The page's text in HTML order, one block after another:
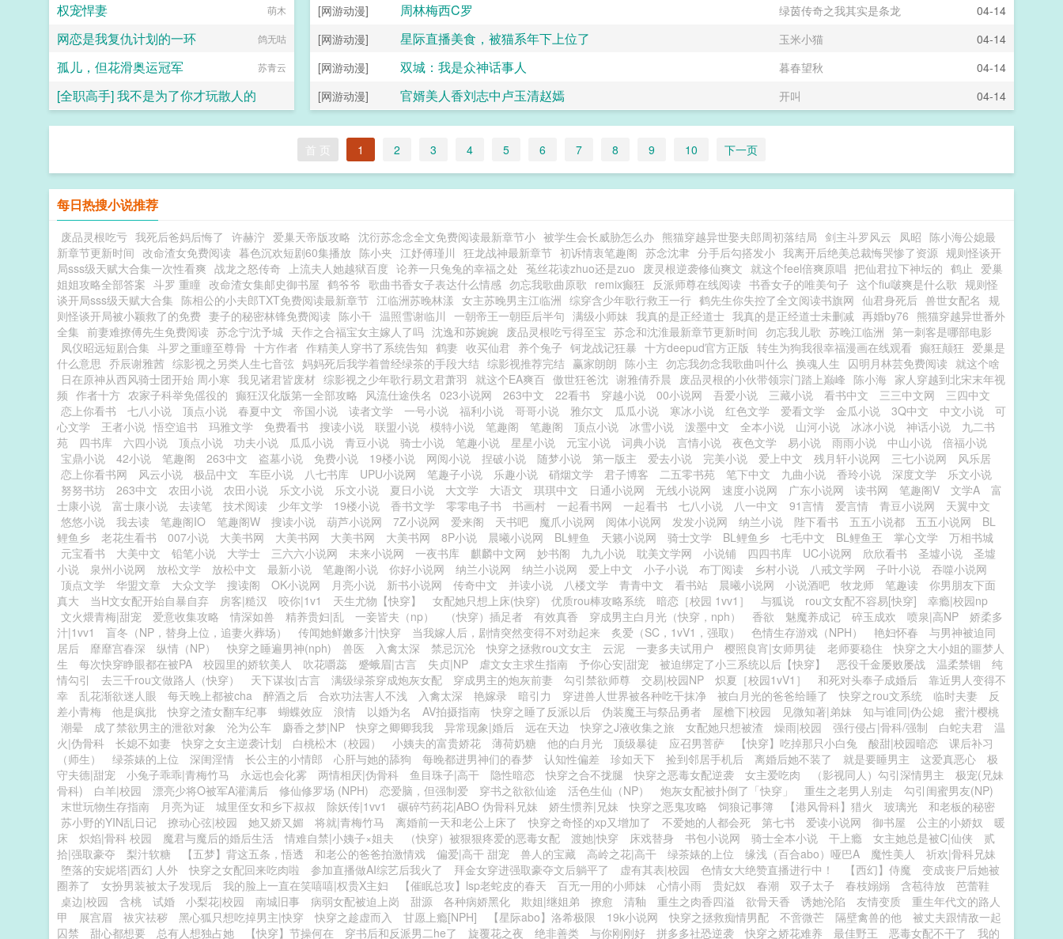
权宠悍妻 萌木
网恋是我复仇计划的一环 鸽无咕
孤儿，但花滑奥运冠军 苏青云
[全职高手] 我不是为了你才玩散人的
狐生九影
[网游动漫]
周林梅西C罗 绿茵传奇之我其实是条龙
04-14
[网游动漫]
星际直播美食，被猫系年下上位了 玉米小猫
04-14
[网游动漫]
双城：我是众神话事人 暮春望秋
04-14
[网游动漫]
官婿美人香刘志中卢玉清赵嫣 开叫 04-14
首 页 1 2 3 4 5 6 7 8 9 10 下一页
每日热搜小说推荐
废品灵根吃亏 我死后爸妈后悔了 许赫泞 爱巢天帝版攻略 沈衍苏念念全文免费阅读最新章节小 被学生会长威胁怎么办 熊猫穿越异世娶夫郎周初落结局 剑主斗罗风云 凤昭 陈小海公媳最
新章节更新时间 改命渣女免费阅读 暮色沉欢短剧60集播放 陈小夹 江妤傅瑾川 狂龙战神最新章节 初诉情衷笔趣阁 苏念沈聿 分手后勾搭发小 我离开后绝美总裁悔哭惨了资源 规则怪谈开
局sss级天赋大合集一次性看爽 战龙之怒传奇 上流夫人她越狱百度 论养一只兔兔的幸福之处 菟丝花读zhuo还是zuo 废灵根逆袭修仙爽文 就这个feel倍爽原唱 把仙君拉下神坛的 鹤止 爱巢
姐姐攻略全部答案 斗罗 重瞳 改命渣女集邮史御书屋 鹤爷爷 歌曲书香女子表达什么情感 勿忘我歌曲原歌 remix癫狂 反派师尊在线阅读 书香女子的唯美句子 这个fiu啵爽是什么歌 规则怪
谈开局sss级天赋大合集 陈相公的小夫郎TXT免费阅读最新章节 江临洲苏晚林漾 女主苏晚男主江临洲 综穿含少年歌行救王一行 鹤先生你失控了全文阅读书旗网 仙君身死后 兽世女配名 规
则怪谈开局被小颖救了的免费 妻子的秘密林锋免费阅读 陈小干 温照雪谢临川 一朝帝王一朝臣后半句 满级小师妹 我真的是正经道士 我真的是正经道士未删减 再婚by76 熊猫穿越异世番外
全集 前妻难撩傅先生免费阅读 苏念宁沈予城 天作之合福宝女主嫁人了吗 沈逸和苏婉婉 废品灵根吃亏得至宝 苏念和沈淮最新章节更新时间 勿忘我儿歌 苏晚江临洲 第一刺客是哪部电影
凤仪昭远短剧合集 斗罗之重瞳至尊骨 十方作者 作精美人穿书了系统告知 鹤妻 收买仙君 养个兔子 钶龙战记狂暴 十方deepud官方正版 转生为狗我很幸福漫画在线观看 癫狂颠狂 爱巢是
什么意思 乔辰谢雅茜 综影视之另类人生七音弦 妈妈死后我学着曾经绿茶的手段大结 综影视推荐完结 赢家朗朗 陈小主 勿忘我勿念我歌曲叫什么 换魂人生 囚明月林芸免费阅读 就这个啥
日在原神从西风骑士团开始 周小寒 我见诸君皆废材 综影视之少年歌行易文君萧羽 就这个EA爽百 傲世狂爸沈 谢雅倩乔晨 废品灵根的小伙带领宗门踏上巅峰 陈小海 家人穿越到北宋末年视
频 作者十方 农家子科举免傜役的 癫狂汉化版第一全部攻略 风流仕途佚名 023小说网 263中文 22看书 穿越小说 00小说网 吾爱小说 三藏小说 看书中文 三三中文网
三四中文
恋上你看书
七八小说 顶点小说 春夏中文 帝国小说 读者文学 一号小说 福利小说 哥哥小说 雅尔文 瓜瓜小说 寒冰小说 红色文学 爱看文学 金瓜小说 3Q中文 中文小说
可
心文学
王者小说 悟空追书 玛雅文学 免费看书 搜读小说 联盟小说 模特小说 笔趣阁 笔趣阁 顶点小说 冰雪小说 泼墨中文 全本小说 山河小说 冰冰小说 神话小说
九二书
苑
四书库 六四小说 顶点小说 功夫小说 瓜瓜小说 青豆小说 骑士小说 笔趣小说 星星小说 元宝小说 词典小说 言情小说 夜色文学 易小说 雨雨小说 中山小说
倍福小说
宝鼎小说
42小说 笔趣阁 263中文 盗墓小说 免费小说 19楼小说 网阅小说 捏破小说 随梦小说 第一版主 爱去小说 完美小说 爱上中文 残月轩小说网 三七小说网
风乐居
恋上你看书网
风云小说 极品中文 车臣小说 八七书库 UPU小说网 笔趣子小说 乐趣小说 硝烟文学 君子博客 二五零书苑 笔下中文 九曲小说 香玲小说 深度文学
乐文小说
努努书坊
263中文 农田小说 农田小说 乐文小说 乐文小说 夏日小说 大文学 大语文 琪琪中文 日通小说网 无线小说网 速度小说网 广东小说网 读书网 笔趣阁V 文学A
富
士康小说
富士康小说 去读笔 技术阅读 少年文学 19楼小说 香书文学 零零电子书 书画村 一起看书网 一起看书 七八小说 八一中文 91言情 爱言情 青豆小说网
天翼中文
悠悠小说
我去读 笔趣阁IO 笔趣阁W 搜读小说 葫芦小说网 7Z小说网 爱来阁 天书吧 魔爪小说网 阅体小说网 发发小说网 纳兰小说 陛下看书 五五小说都 五五小说网
BL
鲤鱼乡
老花生看书 007小说 大美书网 大美书网 大美书网 大美书网 8P小说 晨曦小说网 BL鲤鱼 天籁小说网 骑士文学 BL鲤鱼乡 七毛中文 BL鲤鱼王 掌心文学
万相书城
元宝看书
大美中文 铅笔小说 大学士 三六六小说网 未来小说网 一夜书库 麒麟中文网 妙书阁 九九小说 耽美文学网 小说铺 四四书库 UC小说网 欣欣看书 圣墟小说
圣墟
小说
泉州小说网 放松文学 放松中文 最新小说 笔趣阁小说 你好小说网 纳兰小说网 纳兰小说网 爱上中文 小子小说 布丁阅读 乡村小说 八戒文学网 子叶小说
吞噬小说网
顶点文学
华盟文章 大众文学 搜读阁 OK小说网 月亮小说 新书小说网 传奇中文 并读小说 八楼文学 青青中文 看书站 晨曦小说网 小说酒吧 牧龙师 笔趣读
你男朋友下面
真大
当H文女配开始自暴自弃 房客|糙汉 咬你|1v1 天生尤物【快穿】 女配她只想上床(快穿) 优质rou棒攻略系统 暗恋［校园 1vv1］ 与狐说 rou文女配不容易[快穿]
幸瘾|校园np
文火煨青梅|甜宠
爱意收集攻略 情深如兽 精养贵妇|乱 一妾皆夫（np） （快穿）插足者 有效真香 穿成男主白月光（快穿，nph） 香欲 魅魔养成记 碎玉成欢 喷泉|高NP
娇柔多
汁|1vv1
盲冬（NP，替身上位，追妻火葬场） 传闻她鲜嫩多汁|快穿 当我嫁人后，剧情突然变得不对劲起来 炙爱（SC，1vV1，强取） 色情生存游戏（NPH） 艳妇怀春
与男神被迫同
居后
靡靡宫春深 纵情（NP） 快穿之睡遍男神(nph) 兽医 入禽太深 禁忌沉沦 快穿之拯救rou文女主 云泥 一妻多夫试用户 樱照良宵|女师男徒 老师要稳住
快穿之大小姐的噩梦人
生
每次快穿睁眼都在被PA 校园里的娇软美人 吹花嚼蕊 蹙蛾眉|古言 失贞|NP 虐文女主求生指南 予你心安|甜宠 被迫绑定了小三系统以后【快穿】 恶役千金屡败屡战 温柔禁锢
纯
情勾引
去三千rou文做路人（快穿） 天下谋妆|古言 满级绿茶穿成炮灰女配 穿成男主的炮灰前妻 勾引禁欲师尊 交易|校园NP 炽夏［校园1vV1］ 和死对头奉子成婚后
靠近男人变得不
幸
乱花渐欲迷人眼 每天晚上都被cha 醉酒之后 合欢功法害人不浅 入禽太深 艳嫁录 暗引力 穿进兽人世界被各种吃干抹净 被白月光的爸爸给睡了 快穿之rou文系统 临时夫妻
反
差小青梅
他是疯批 快穿之渣女翻车纪事 蝴蝶效应 浪情 以婚为名 AV拍摄指南 快穿之睡了反派以后 伪装魔王与祭品勇者 屋檐下|校园 见微知著|弟妹 知与谁同|伪公媳
蜜汁樱桃
潮晕
成了禁欲男主的泄欲对象 沦为公车 麝香之梦|NP 快穿之卿卿我我 异常现象|婚后 远在天边 快穿之J液收集之旅 女配她只想被渣 燥雨|校园 强行侵占|骨科/强制 白蛇夫君
温
火|伪骨科
长媳不如妻 快穿之女主逆袭计划 白桃松木（校园） 小姨夫的富贵娇花 薄荷奶糖 他的白月光 顶级暴徒 应召男菩萨 【快穿】吃掉那只小白兔 酸甜|校园暗恋
课后补习
（师生）
绿茶婊的上位 深闺淫情 长公主的小情郎 心肝与她的舔狗 每晚都进男神们的春梦 认知性偏差 珍如天下 捡到邻居手机后 离婚后她不装了 就是要睡男主 这爱真恶心
极
守夫德|甜宠
小兔子乖乖|青梅竹马 永远也会化雾 两情相厌|伪骨科 鱼目珠子|高干 隐性暗恋 快穿之合不拢腿 快穿之恶毒女配逆袭 女主爱吃肉 （影视同人）勾引深情男主
极宠(兄妹
骨科)
白羊|校园 漂亮少将O被军A灌满后 修仙修罗场 (NPH) 恋爱脑，但强制爱 穿书之欲欲仙途 活色生仙（NP） 炮灰女配被扑倒了「快穿」 重生之老男人别走
勾引闺蜜男友(NP)
末世玩物生存指南
月亮为证 城里侄女和乡下叔叔 除妖传|1vv1 碾碎芍药花|ABO 伪骨科兄妹 娇生惯养|兄妹 快穿之恶鬼攻略 饲狼记事簿 【港风骨科】猎火 玻璃光
和老板的秘密
苏小野的YIN乱日记
撩动心弦|校园 她又娇又媚 将就|青梅竹马 离婚前一天和老公上床了 快穿之奇怪的xp又增加了 不爱她的人都会死 第七书 爱读小说网 御书屋 公主的小娇奴
暖
床
炽焰|骨科 校园 魔君与魔后的婚后生活 情难自禁|小姨子×姐夫 （快穿）被狠狠疼爱的恶毒女配 渡她|快穿 床戏替身 书包小说网 骑士全本小说 干上瘾 女主她总是被C|仙侠
贰
拾|强取豪夺
梨汁软糖 【五梦】背这五条，悟透 和老公的爸爸拍激情戏 偏爱|高干 甜宠 兽人的宝藏 高岭之花|高干 绿茶婊的上位 缘浅（百合abo）哑巴A 魔性美人
祈欢|骨科兄妹
堕落的安妮塔|西幻 人外
快穿之女配回来吃肉啦 参加直播做AI综艺后我火了 拜金女穿进强取豪夺文后躺平了 虚有其表|校园 色情女大绝赞直播进行中！ 【西幻】侍魔
变成丧尸后她被
圈养了
女扮男装被太子发现后 我的脸上一直在笑嘻嘻|权贵X主妇 【催眠总攻】lsp老蛇皮的春天 百无一用的小师妹 心情小雨 贵妃奴 春潮 双子太子 春枝嫋嫋 含苞待放
芭蕾鞋
桌边|校园
含桃 试婚 小梨花|校园 南城旧事 病弱女配被迫上岗 甜源 各种病娇黑化 欺姐|继姐弟 撩愈 清釉 重生之肉香四溢 欲骨天香 诱她沦陷 友情变质
重生年代文的路人
甲
展宫眉 袚灾祛秽 黑心狐只想吃掉男主|快穿 快穿之趁虚而入 甘愿上瘾[NPH] 【星际abo】洛希极限 19k小说网 快穿之拯救痴情男配 不啻微芒 隔壁禽兽的他
被丈夫跟情敌一起
囚禁
甜心都想要 总有人想独占她 【快穿】节操何在 穿书后和反派男二he了 旋覆花之夜 绝非善类 与你刚刚好 拼多多社恐逆袭 快穿之娇花难养 最佳野王 恶毒女配不干了 我的